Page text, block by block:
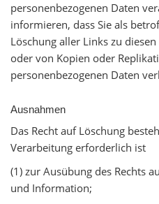
personenbezogenen Daten
informieren, dass Sie als
Löschung aller Links zu
oder von Kopien oder
personenbezogenen Daten
Ausnahmen
Das Recht auf Löschung
Verarbeitung erforderlich ist
(1) zur Ausübung des Rechts
und Information;